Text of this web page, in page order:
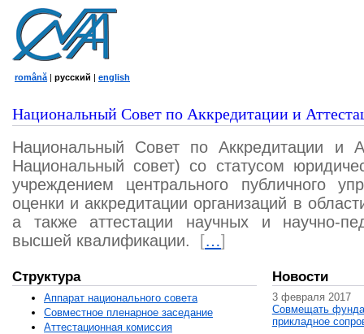
română | русский | english
Национальный Совет по Аккредитации и
Национальный Совет по Аккредитации и
Национальный совет) со статусом
учреждением центрального публичного
оценки и аккредитации организаций в
а также аттестации научных и научно-
высшей квалификации.
[…]
Структура
Аппарат национального совета
Совместное пленарное заседание
Аттестационная комисcия
Новости
3 февраля 2017
Совмещать
прикладное